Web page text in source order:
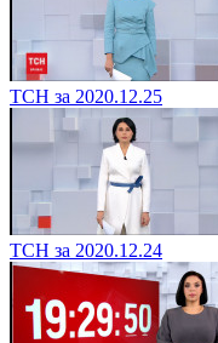
ТСН за 2020.12.25
ТСН за 2020.12.24